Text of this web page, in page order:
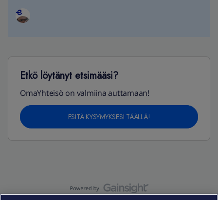
Etkö löytänyt etsimääsi?
OmaYhteisö on valmiina auttamaan!
ESITÄ KYSYMYKSESI TÄÄLLÄ!